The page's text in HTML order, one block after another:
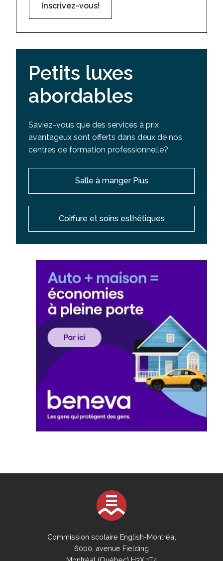
Inscrivez-vous!
Petits luxes
abordables
Saviez-vous que des services à prix
avantageux sont offerts dans deux de nos
centres de formation professionnelle?
Salle à manger Pius
Coiffure et soins esthétiques
Commission scolaire English-Montréal
6000, avenue Fielding